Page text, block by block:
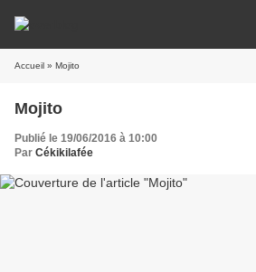
Accueil » Mojito
Mojito
Publié le 19/06/2016 à 10:00
Par Cékikilafée